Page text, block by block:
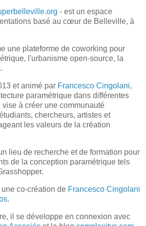
- est un espace
basé au cœur de Belleville, à
une plateforme de coworking pour
l'urbanisme open-source, la
et animé par Francesco Cingolani,
paramétrique dans différentes
à créer une communauté
chercheurs, artistes et
les valeurs de la création
lieu de recherche et de formation pour
de la conception paramétrique tels
co-création de Francesco Cingolani
.
il se développe en connexion avec